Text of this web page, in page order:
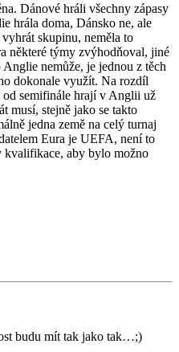
Dánové hráli všechny zápasy
hrála doma, Dánsko ne, ale
skupinu, neměla to
některé týmy zvýhodňoval, jiné
nemůže, je jednou z těch
dokonale využít. Na rozdíl
od semifinále hrají v Anglii už
musí, stejně jako se takto
jedna země na celý turnaj
Eura je UEFA, není to
kvalifikace, aby bylo možno
budu mít tak jako tak…;)